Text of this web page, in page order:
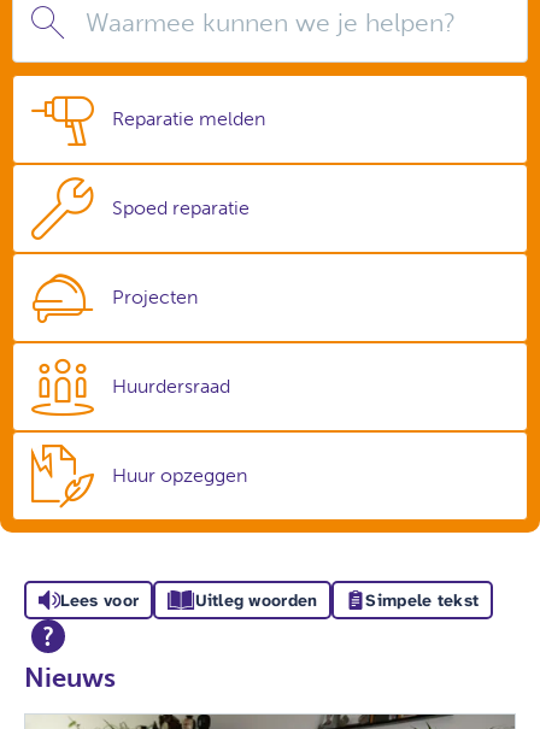
Reparatie melden
Spoed reparatie
Projecten
Huurdersraad
Huur opzeggen
Lees voor Uitleg woorden Simpele tekst
Nieuws